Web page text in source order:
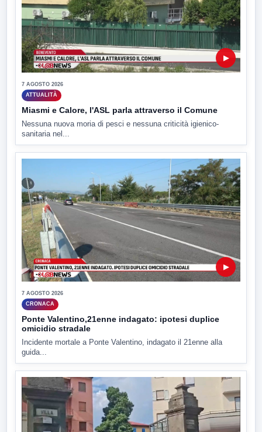
▶
7 AGOSTO 2026
ATTUALITÀ
Miasmi e Calore, l'ASL parla attraverso il Comune
Nessuna nuova moria di pesci e nessuna criticità igienico-
sanitaria nel...
▶
7 AGOSTO 2026
CRONACA
Ponte Valentino,21enne indagato: ipotesi duplice
omicidio stradale
Incidente mortale a Ponte Valentino, indagato il 21enne alla
guida...